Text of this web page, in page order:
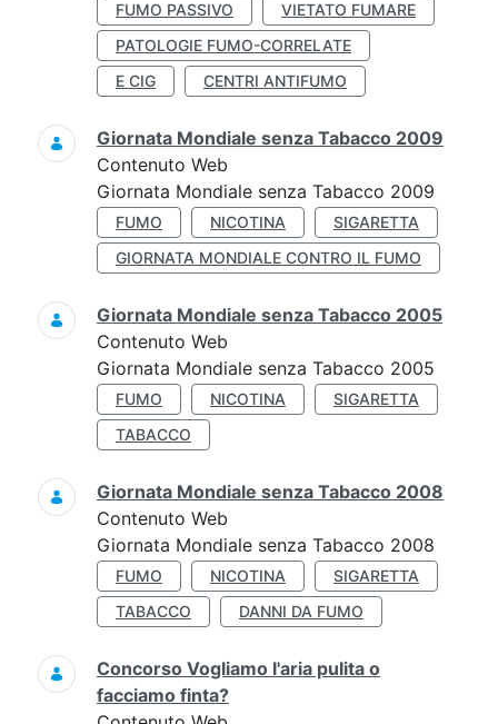
FUMO PASSIVO
VIETATO FUMARE
PATOLOGIE FUMO-CORRELATE
E CIG
CENTRI ANTIFUMO
Giornata Mondiale senza Tabacco 2009
Contenuto Web
Giornata Mondiale senza Tabacco 2009
FUMO NICOTINA
SIGARETTA
GIORNATA MONDIALE CONTRO IL FUMO
Giornata Mondiale senza Tabacco 2005
Contenuto Web
Giornata Mondiale senza Tabacco 2005
FUMO NICOTINA
SIGARETTA
TABACCO
Giornata Mondiale senza Tabacco 2008
Contenuto Web
Giornata Mondiale senza Tabacco 2008
FUMO NICOTINA
SIGARETTA
TABACCO
DANNI DA FUMO
Concorso Vogliamo l'aria pulita o
facciamo finta?